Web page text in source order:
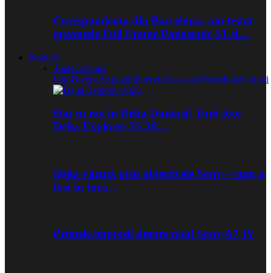
Corespondenta din Barcelona: am testat
aparatele Full Frame Panasonic S1 si…
Noutati
ToateConcurs
FotoDiverseExpozitiiInterviuriLansariWorkshopZvonuri
Hai cu noi în Delta Dunării! Tură foto
Delta Explorer 25-28…
Delta văzută prin obiectivele Sony – cum a
fost în tura…
Primele impresii despre noul Sony A7 IV